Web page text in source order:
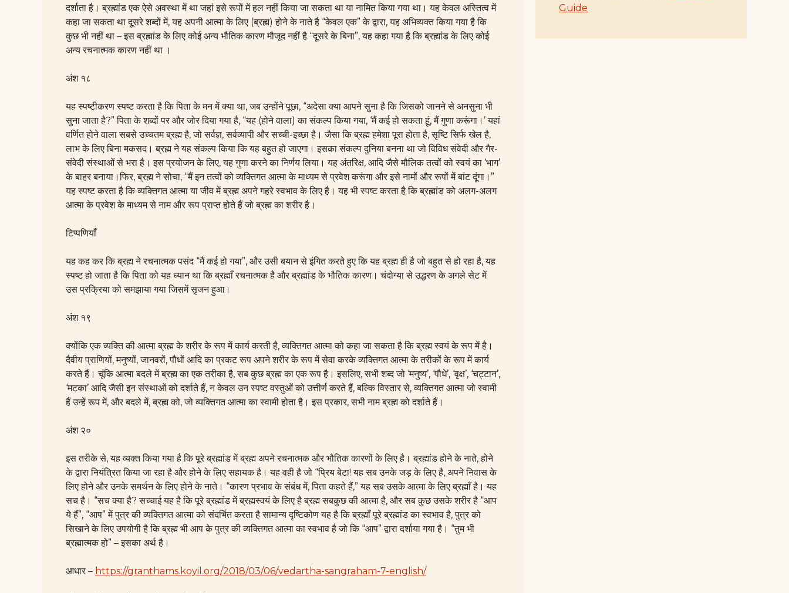
दर्शाता है। ब्रह्मांड एक ऐसे अवस्था में था जहां इसे रूपों में हल नहीं किया जा सकता था या नामित किया गया था। यह केवल अस्तित्व में
कहा जा सकता था दूसरे शब्दों में, यह अपनी आत्मा के लिए (ब्रह्म) होने के नाते है “केवल एक” के द्वारा, यह अभिव्यक्त किया गया है कि
कुछ भी नहीं था – इस ब्रह्मांड के लिए कोई अन्य भौतिक कारण मौजूद नहीं है “दूसरे के बिना”, यह कहा गया है कि ब्रह्मांड के लिए कोई
अन्य रचनात्मक कारण नहीं था ।
अंश १८
यह स्पष्टीकरण स्पष्ट करता है कि पिता के मन में क्या था, जब उन्होंने पूछा, “अदेसा क्या आपने सुना है कि जिसको जानने से अनसुना भी
सुना जाता है?” पिता के शब्दों पर और जोर दिया गया है, “यह (होने वाला) का संकल्प किया गया, ‘मैं कई हो सकता हूं, मैं गुणा करूंगा।’ यहां
वर्णित होने वाला सबसे उच्चतमब्रह्महै, जो सर्वज्ञ, सर्वव्यापी और सच्ची-इच्छा है। जैसा किब्रह्महमेशा पूरा होता है, सृष्टि सिर्फ खेल है,
लाभ के लिए बिना मकसद।ब्रह्मने यह संकल्प किया कि यह बहुत हो जाएगा। इसका संकल्प दुनिया बनना था जो विविध संवेदी और गैर-
संवेदी संस्थाओं से भरा है। इस प्रयोजन के लिए, यह गुणा करने का निर्णय लिया। यह अंतरिक्ष, आदि जैसे मौलिक तत्वों को स्वयं का ‘भाग’
के बाहर बनाया।फिर,ब्रह्मने सोचा, “मैं इन तत्वों को व्यक्तिगत आत्मा के माध्यम से प्रवेश करूंगा और इसे नामों और रूपों में बांट दूंगा।”
यह स्पष्ट करता है कि व्यक्तिगत आत्मा या जीव मेंब्रह्मअपने गहरे स्वभाव के लिए है। यह भी स्पष्ट करता है कि ब्रह्मांड को अलग-अलग
आत्मा के प्रवेश के माध्यम से नाम और रूप प्राप्त होते हैं जोब्रह्मका शरीर है।
टिप्पणियाँ
यह कह कर किब्रह्मने रचनात्मक पसंद “मैं कई हो गया”, और उसी बयान से इंगित करते हुए कि यहब्रह्मही है जो बहुत से हो रहा है, यह
स्पष्ट हो जाता है कि पिता को यह ध्यान था कि ब्रह्माँ रचनात्मक है और ब्रह्मांड के भौतिक कारण। चंदोग्या से उद्धरण के अगले सेट में
उस प्रक्रिया को समझाया गया जिसमें सृजन हुआ।
अंश १९
क्योंकि एक व्यक्ति की आत्माब्रह्मके शरीर के रूप में कार्य करती है, व्यक्तिगत आत्मा को कहा जा सकता है किब्रह्मस्वयं के रूप में है।
दैवीय प्राणियों, मनुष्यों, जानवरों, पौधों आदि का प्रकट रूप अपने शरीर के रूप में सेवा करके व्यक्तिगत आत्मा के तरीकों के रूप में कार्य
करते हैं। चूंकि आत्मा बदले मेंब्रह्मका एक तरीका है, सब कुछब्रह्मका एक रूप है। इसलिए, सभी शब्द जो ‘मनुष्य’, ‘पौधे’, ‘वृक्ष’, ‘चट्टान’,
‘मटका’ आदि जैसी इन संस्थाओं को दर्शाते हैं, न केवल उन स्पष्ट वस्तुओं को उत्तीर्ण करते हैं, बल्कि विस्तार से, व्यक्तिगत आत्मा जो स्वामी
हैं उन्हें रूप में, और बदले में,ब्रह्मको, जो व्यक्तिगत आत्मा का स्वामी होता है। इस प्रकार, सभी नामब्रह्मको दर्शाते हैं।
अंश २०
इस तरीके से, यह व्यक्त किया गया है कि पूरे ब्रह्मांड मेंब्रह्मअपने रचनात्मक और भौतिक कारणों के लिए है। ब्रह्मांड होने के नाते, होने
के द्वारा नियंत्रित किया जा रहा है और होने के लिए सहायक है। यह वही है जो “प्रिय बेटा! यह सब उनके जड़ के लिए है, अपने निवास के
लिए होने और उनके समर्थन के लिए होने के नाते। “कारण प्रभाव के संबंध में, पिता कहते हैं,” यह सब उसके आत्मा के लिए ब्रह्माँ है। यह
सच है। “सच क्या है? सच्चाई यह है कि पूरे ब्रह्मांड मेंब्रह्मस्वयं के लिए हैब्रह्मसबकुछ की आत्मा है, और सब कुछ उसके शरीर है “आप
ये हैं”, “आप” में पुत्र की व्यक्तिगत आत्मा को संदर्भित करता है सामान्य दृष्टिकोण यह है कि ब्रह्माँ पूरे ब्रह्मांड का स्वभाव है, पुत्र को
सिखाने के लिए उपयोगी है किब्रह्मभी आप के पुत्र की व्यक्तिगत आत्मा का स्वभाव है जो कि “आप” द्वारा दर्शाया गया है। “तुम भी
ब्रह्मात्मक हो” – इसका अर्थ है।
आधार – https://granthams.koyil.org/2018/03/06/vedartha-sangraham-7-english/
Guide